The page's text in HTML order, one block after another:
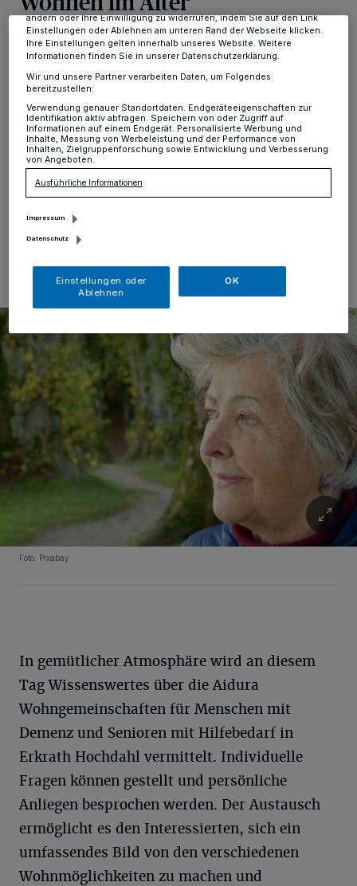
Hochdahl·Die Frage nach geeigneten Wohnformen
für Menschen, die aufgrund von Demenzerkrankungen
oder erhöhtem Hilfebedarf zu Hause nicht mehr
zurechtkommen, beschäftigt viele Angehörige. Aber
auch ältere Menschen machen sich selbst Gedanken
um ihre eigene Zukunft. Deshalb lädt die
Begegnungsstätte Alt und Jung im Johanniter-Haus in
Erkrath zu einem informativen Nachmittag am 5. März
um 14.30 Uhr ein.
28.02.2024 , 11:56 Uhr
Foto: Pixabay
In gemütlicher Atmosphäre wird an diesem
Tag Wissenswertes über die Aidura
Wohngemeinschaften für Menschen mit
Demenz und Senioren mit Hilfebedarf in
Erkrath Hochdahl vermittelt. Individuelle
Fragen können gestellt und persönliche
Anliegen besprochen werden. Der Austausch
ermöglicht es den Interessierten, sich ein
umfassendes Bild von den verschiedenen
Wohnmöglichkeiten zu machen und
dieses Menü jederzeit wieder aufrufen, um Ihre Einstellungen zu
ändern oder Ihre Einwilligung zu widerrufen, indem Sie auf den Link
Einstellungen oder Ablehnen am unteren Rand der Webseite klicken.
Ihre Einstellungen gelten innerhalb unseres Website. Weitere
Informationen finden Sie in unserer Datenschutzerklärung.
Wir und unsere Partner verarbeiten Daten, um Folgendes
bereitzustellen:
Verwendung genauer Standortdaten. Endgeräteeigenschaften zur
Identifikation aktiv abfragen. Speichern von oder Zugriff auf
Informationen auf einem Endgerät. Personalisierte Werbung und
Inhalte, Messung von Werbeleistung und der Performance von
Inhalten, Zielgruppenforschung sowie Entwicklung und Verbesserung
von Angeboten.
Ausführliche Informationen
Impressum
Datenschutz
Einstellungen oder
Ablehnen
OK